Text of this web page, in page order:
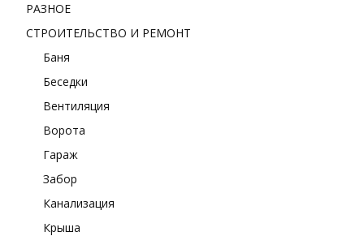
РАЗНОЕ
СТРОИТЕЛЬСТВО И РЕМОНТ
Баня
Беседки
Вентиляция
Ворота
Гараж
Забор
Канализация
Крыша